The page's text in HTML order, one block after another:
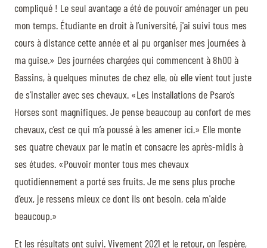
compliqué ! Le seul avantage a été de pouvoir aménager un peu
mon temps. Étudiante en droit à l’université, j'ai suivi tous mes
cours à distance cette année et ai pu organiser mes journées à
ma guise.» Des journées chargées qui commencent à 8h00 à
Bassins, à quelques minutes de chez elle, où elle vient tout juste
de s’installer avec ses chevaux. «Les installations de Psaro’s
Horses sont magnifiques. Je pense beaucoup au confort de mes
chevaux, c’est ce qui m’a poussé à les amener ici.» Elle monte
ses quatre chevaux par le matin et consacre les après-midis à
ses études. «Pouvoir monter tous mes chevaux
quotidiennement a porté ses fruits. Je me sens plus proche
d’eux, je ressens mieux ce dont ils ont besoin, cela m'aide
beaucoup.»
Et les résultats ont suivi. Vivement 2021 et le retour, on l’espère,